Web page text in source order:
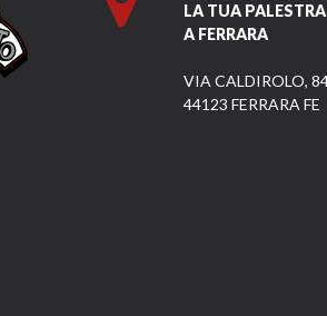
LA TUA
A FERRARA
VIA CALDIROLO,
44123 FERRARA FE